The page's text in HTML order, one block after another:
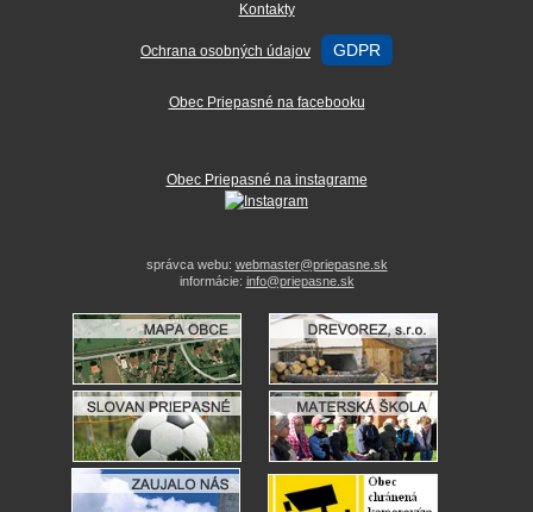
Kontakty
Ochrana osobných údajov GDPR
Obec Priepasné na facebooku
Obec Priepasné na instagrame
správca webu: webmaster@priepasne.sk
informácie: info@priepasne.sk